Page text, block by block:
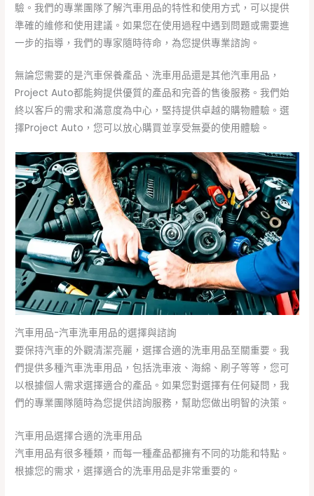
驗。我們的專業團隊了解汽車用品的特性和使用方式，可以提供
準確的維修和使用建議。如果您在使用過程中遇到問題或需要進
一步的指導，我們的專家隨時待命，為您提供專業諮詢。
無論您需要的是汽車保養產品、洗車用品還是其他汽車用品，
Project Auto都能夠提供優質的產品和完善的售後服務。我們始
終以客戶的需求和滿意度為中心，堅持提供卓越的購物體驗。選
擇Project Auto，您可以放心購買並享受無憂的使用體驗。
汽車用品-汽車洗車用品的選擇與諮詢
要保持汽車的外觀清潔亮麗，選擇合適的洗車用品至關重要。我
們提供多種汽車洗車用品，包括洗車液、海綿、刷子等等，您可
以根據個人需求選擇適合的產品。如果您對選擇有任何疑問，我
們的專業團隊隨時為您提供諮詢服務，幫助您做出明智的決策。
汽車用品選擇合適的洗車用品
汽車用品有很多種類，而每一種產品都擁有不同的功能和特點。
根據您的需求，選擇適合的洗車用品是非常重要的。